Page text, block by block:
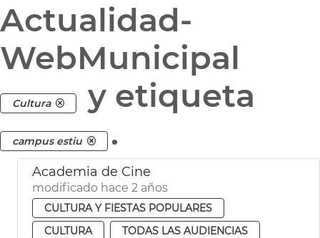
Actualidad-
WebMunicipal
Cultura y etiqueta
campus estiu .
Academia de Cine
modificado hace 2 años
CULTURA Y FIESTAS POPULARES
CULTURA
TODAS LAS AUDIENCIAS